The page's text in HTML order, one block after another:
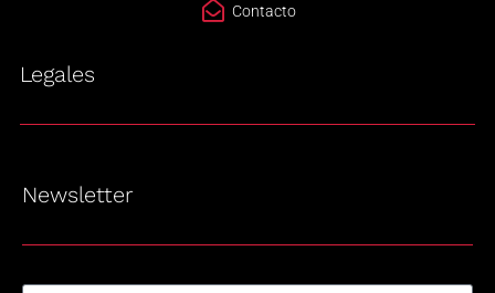
Contacto
Legales
Newsletter